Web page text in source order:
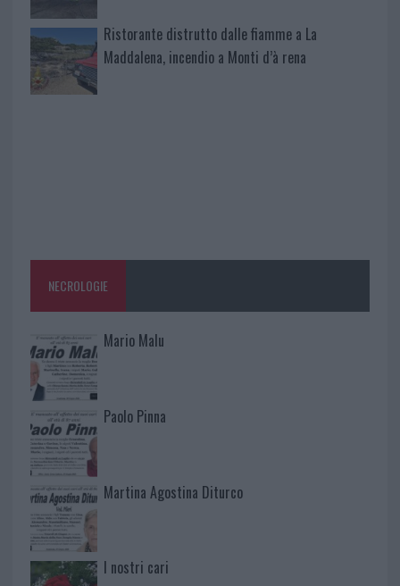
Ristorante distrutto dalle fiamme a La
Maddalena, incendio a Monti d’à rena
NECROLOGIE
Mario Malu
Paolo Pinna
Martina Agostina Diturco
I nostri cari